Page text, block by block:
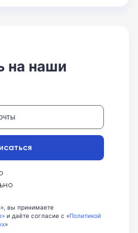
на наши
», вы принимаете
и даёте согласие с «Политикой
»